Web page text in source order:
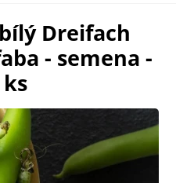
Dreifach
- semena -
ks